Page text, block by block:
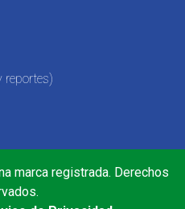
reportes)
marca registrada. Derechos